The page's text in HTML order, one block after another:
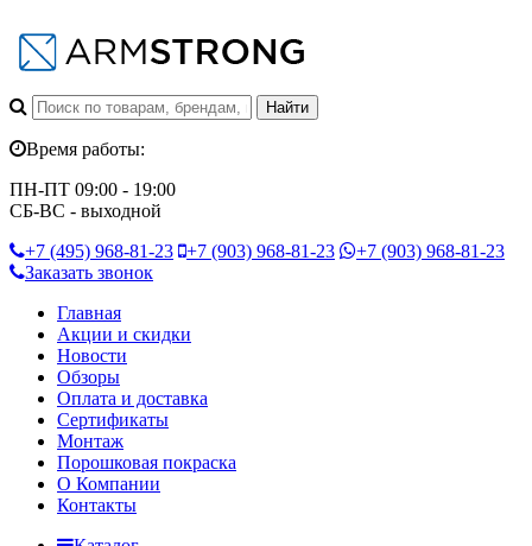
Время работы:
ПН-ПТ 09:00 - 19:00
СБ-ВС - выходной
+7 (495) 968-81-23 +7 (903) 968-81-23 +7 (903) 968-81-23
Заказать звонок
Главная
Акции и скидки
Новости
Обзоры
Оплата и доставка
Сертификаты
Монтаж
Порошковая покраска
О Компании
Контакты